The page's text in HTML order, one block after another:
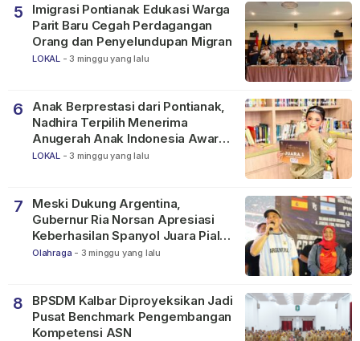
5
Imigrasi Pontianak Edukasi Warga
Parit Baru Cegah Perdagangan
Orang dan Penyelundupan Migran
LOKAL - 3 minggu yang lalu
6
Anak Berprestasi dari Pontianak,
Nadhira Terpilih Menerima
Anugerah Anak Indonesia Awards
2026
LOKAL - 3 minggu yang lalu
7
Meski Dukung Argentina,
Gubernur Ria Norsan Apresiasi
Keberhasilan Spanyol Juara Piala
Dunia FIFA 2026
Olahraga - 3 minggu yang lalu
8
BPSDM Kalbar Diproyeksikan Jadi
Pusat Benchmark Pengembangan
Kompetensi ASN